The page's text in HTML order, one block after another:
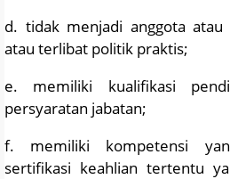
d. tidak menjadi anggota
atau terlibat politik praktis;
e. memiliki kualifikasi
persyaratan jabatan;
f. memiliki kompetensi
sertifikasi keahlian tertentu